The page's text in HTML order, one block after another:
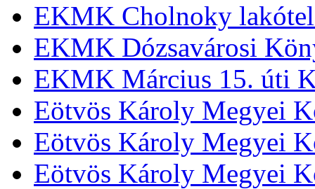
EKMK Cholnoky
EKMK Dózsavárosi
EKMK Március 15. úti
Eötvös Károly Megyei
Eötvös Károly Megyei
Eötvös Károly Megyei